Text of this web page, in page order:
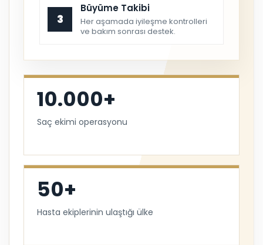
3
Büyüme Takibi
Her aşamada iyileşme kontrolleri
ve bakım sonrası destek.
10.000+
Saç ekimi operasyonu
50+
Hasta ekiplerinin ulaştığı ülke